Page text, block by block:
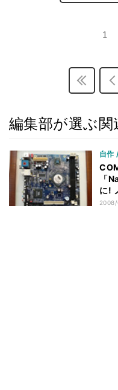
1
編集部が選ぶ関
自作
「
に!